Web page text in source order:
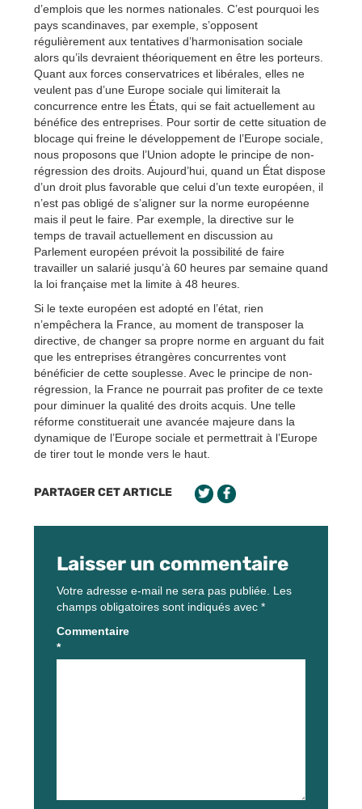
d’emplois que les normes nationales. C’est pourquoi les
pays scandinaves, par exemple, s’opposent
régulièrement aux tentatives d’harmonisation sociale
alors qu’ils devraient théoriquement en être les porteurs.
Quant aux forces conservatrices et libérales, elles ne
veulent pas d’une Europe sociale qui limiterait la
concurrence entre les États, qui se fait actuellement au
bénéfice des entreprises. Pour sortir de cette situation de
blocage qui freine le développement de l’Europe sociale,
nous proposons que l’Union adopte le principe de non-
régression des droits. Aujourd’hui, quand un État dispose
d’un droit plus favorable que celui d’un texte européen, il
n’est pas obligé de s’aligner sur la norme européenne
mais il peut le faire. Par exemple, la directive sur le
temps de travail actuellement en discussion au
Parlement européen prévoit la possibilité de faire
travailler un salarié jusqu’à 60 heures par semaine quand
la loi française met la limite à 48 heures.
Si le texte européen est adopté en l’état, rien
n’empêchera la France, au moment de transposer la
directive, de changer sa propre norme en arguant du fait
que les entreprises étrangères concurrentes vont
bénéficier de cette souplesse. Avec le principe de non-
régression, la France ne pourrait pas profiter de ce texte
pour diminuer la qualité des droits acquis. Une telle
réforme constituerait une avancée majeure dans la
dynamique de l’Europe sociale et permettrait à l’Europe
de tirer tout le monde vers le haut.
PARTAGER CET ARTICLE
Laisser un commentaire
Votre adresse e-mail ne sera pas publiée. Les
champs obligatoires sont indiqués avec *
Commentaire
*